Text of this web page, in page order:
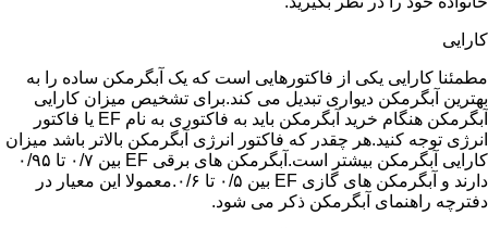
کارایی
مطمئنا کارایی یکی از فاکتورهایی است که یک آبگرمکن ساده را به
بهترین آبگرمکن دیواری تبدیل می کند.برای تشخیص میزان کارایی
آبگرمکن هنگام خرید آبگرمکن باید به فاکتوری به نام EF یا فاکتور
انرژی توجه کنید.هر چقدر که فاکتور انرژی آبگرمکن بالاتر باشد میزان
کارایی آبگرمکن بیشتر است.آبگرمکن های برقی EF بین ۰/۷ تا ۰/۹۵
دارند و آبگرمکن های گازی EF بین ۰/۵ تا ۰/۶.معمولا این معیار در
دفترچه راهنمای آبگرمکن ذکر می شود.